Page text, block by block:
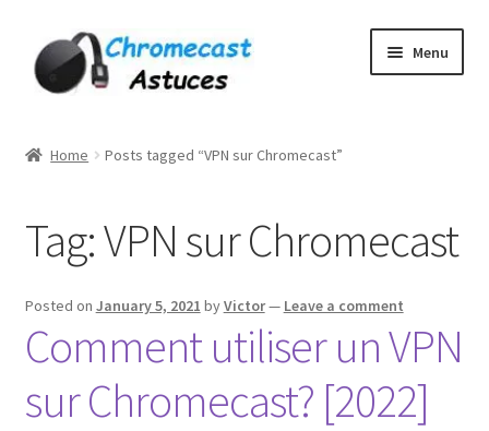
Skip
to
navigation
Skip
to
content
Menu
Cart
Checkout
Contact
Gang Sheet Builder Test
Home Posts tagged “VPN sur Chromecast”
Tag:VPN sur Chromecast
Posted on January 5, 2021 byVictor— Leave a comment
Comment utiliser un VPN
sur Chromecast? [2022]